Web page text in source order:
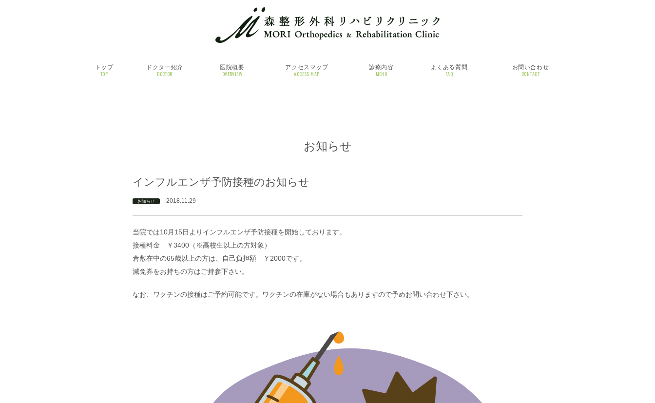
トップ
TOP
ドクター紹介
DOCTOR
医院概要
OVERVIEW
アクセスマップ
ACCESS MAP
診療内容
MENU
よくある質問
FAQ
お問い合わせ
CONTACT
お知らせ
インフルエンザ予防接種のお知らせ
お知らせ 2018.11.29
当院では10月15日よりインフルエンザ予防接種を開始しております。
接種料金 ￥3400（※高校生以上の方対象）
倉敷在中の65歳以上の方は、自己負担額 ￥2000です。
減免券をお持ちの方はご持参下さい。
なお、ワクチンの接種はご予約可能です。ワクチンの在庫がない場合もありますので予めお問い合わせ下さい。